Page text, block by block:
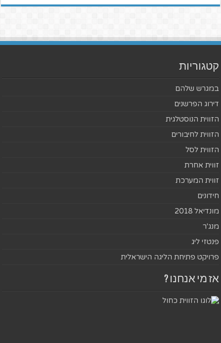
קטגוריות
במגרש שלהם
דירוג הפרשנים
הזווית הנוסטלגית
הזווית לחיבורים
הזווית לסל
זווית אחרת
זווית המערכת
חידונים
מונדיאל 2018
מנג'ר
פנטזי ליג
פרויקט פתיחת הליגה הישראלית
אז מי אנחנו ?